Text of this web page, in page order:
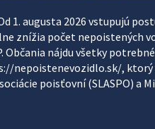
1. augusta 2026 vstupujú
znížia počet nepoistených
Občania nájdu všetky
nepoistenevozidlo.sk/, ktorý
poisťovní (SLASPO) a